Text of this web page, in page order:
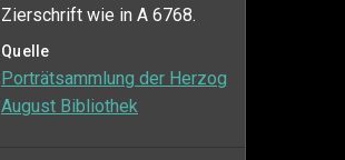
Zierschrift wie in A 6768.
Quelle
Porträtsammlung der Herzog
August Bibliothek